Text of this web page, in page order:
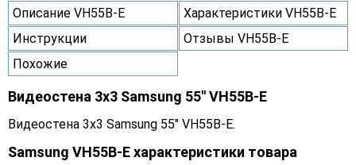
Описание VH55B-E
Характеристики VH55B-E
Инструкции
Отзывы VH55B-E
Похожие
Видеостена 3x3 Samsung 55" VH55B-E
Видеостена 3x3 Samsung 55" VH55B-E.
Samsung VH55B-E характеристики товара